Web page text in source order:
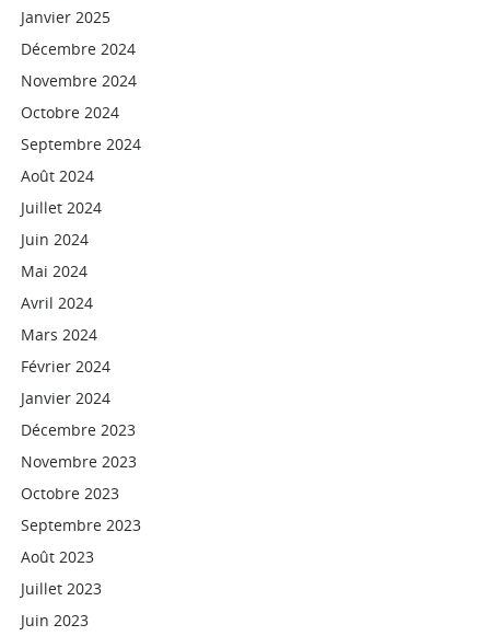
Janvier 2025
Décembre 2024
Novembre 2024
Octobre 2024
Septembre 2024
Août 2024
Juillet 2024
Juin 2024
Mai 2024
Avril 2024
Mars 2024
Février 2024
Janvier 2024
Décembre 2023
Novembre 2023
Octobre 2023
Septembre 2023
Août 2023
Juillet 2023
Juin 2023